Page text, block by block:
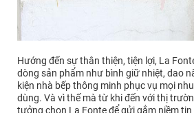
Hướng đến sự thân thiện, tiện lợi, La
dòng sản phẩm như bình giữ nhiệt, dao
kiện nhà bếp thông minh phục vụ mọi
dùng. Và vì thế mà từ khi đến với thị
tưởng chọn La Fonte để gửi gắm niềm